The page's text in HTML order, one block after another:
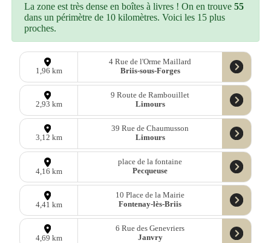
La zone est très dense en boîtes à livres ! On en trouve55
dans un périmètre de 10 kilomètres. Voici les 15 plus
proches.
1,96 km
4 Rue de l'Orme Maillard
Briis-sous-Forges
2,93 km
9 Route de Rambouillet
Limours
3,12 km
39 Rue de Chaumusson
Limours
4,16 km
place de la fontaine
Pecqueuse
4,41 km
10 Place de la Mairie
Fontenay-lès-Briis
4,69 km
6 Rue des Genevriers
Janvry